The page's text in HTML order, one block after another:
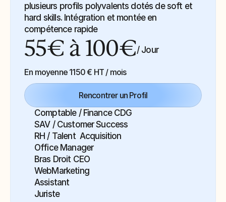
plusieurs profils polyvalents dotés de soft et
hard skills. Intégration et montée en
compétence rapide
55€ à 100€/ Jour
En moyenne 1150 € HT / mois
Rencontrer un Profil
Comptable / Finance CDG
Office Manager
Bras Droit CEO
WebMarketing
Juriste